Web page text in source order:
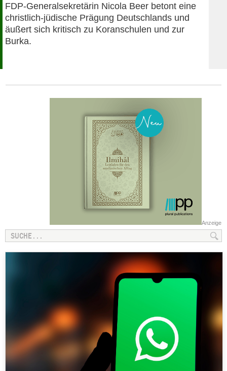
FDP-Generalsekretärin Nicola Beer betont eine
christlich-jüdische Prägung Deutschlands und
äußert sich kritisch zu Koranschulen und zur
Burka.
Anzeige